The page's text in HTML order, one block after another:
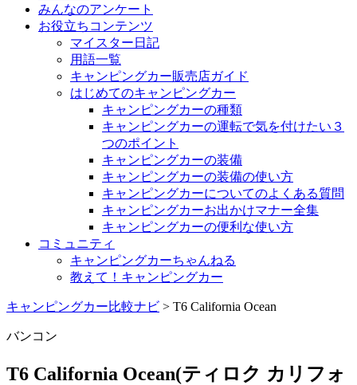
みんなのアンケート
お役立ちコンテンツ
マイスター日記
用語一覧
キャンピングカー販売店ガイド
はじめてのキャンピングカー
キャンピングカーの種類
キャンピングカーの運転で気を付けたい３
つのポイント
キャンピングカーの装備
キャンピングカーの装備の使い方
キャンピングカーについてのよくある質問
キャンピングカーお出かけマナー全集
キャンピングカーの便利な使い方
コミュニティ
キャンピングカーちゃんねる
教えて！キャンピングカー
キャンピングカー比較ナビ > T6 California Ocean
バンコン
T6 California Ocean(ティロク カリフォ